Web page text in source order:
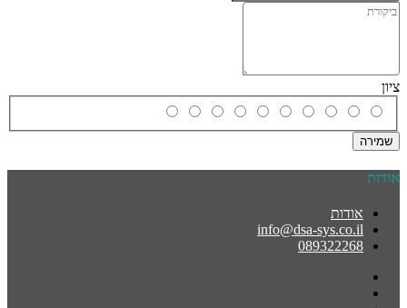
ציון
שמירה
אודות
אודות
info@dsa-sys.co.il
089322268